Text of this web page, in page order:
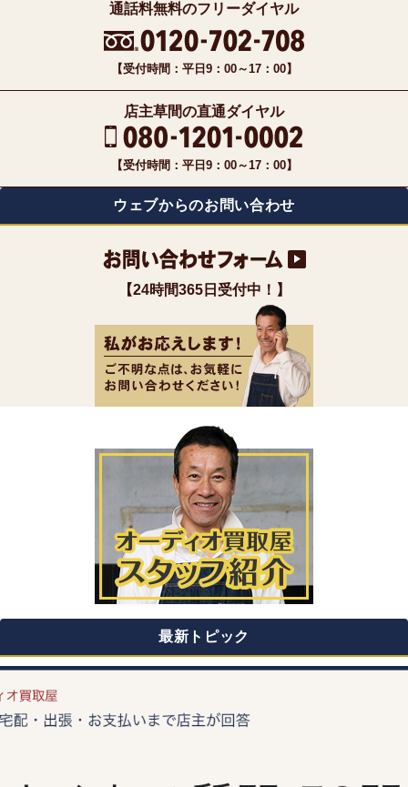
通話料無料のフリーダイヤル
【受付時間：平日9：00～17：00】
店主草間の直通ダイヤル
【受付時間：平日9：00～17：00】
ウェブからのお問い合わせ
【24時間365日受付中！】
最新トピック